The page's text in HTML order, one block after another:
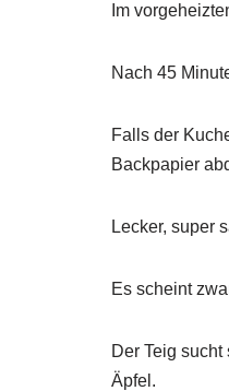
Im
Nach 45
Falls der
Backpapier
Lecker, super
Es scheint
Der Teig
Äpfel.